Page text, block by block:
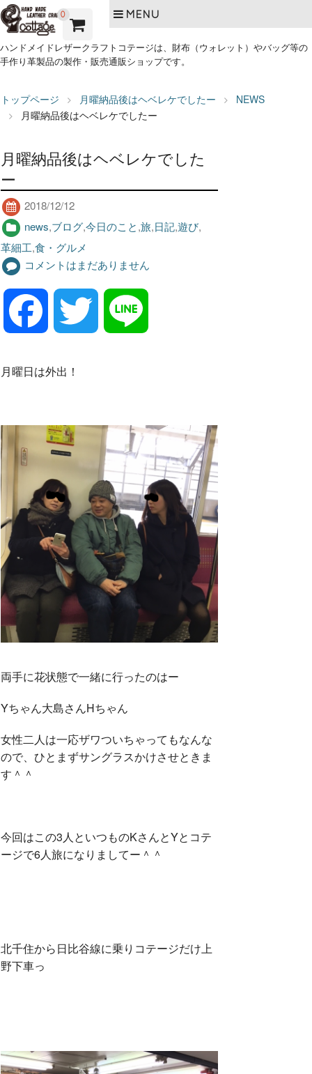
0 MENU
ハンドメイドレザークラフトコテージは、財布（ウォレット）やバッグ等の
手作り革製品の製作・販売通販ショップです。
トップページ 月曜納品後はヘベレケでしたー
NEWS
月曜納品後はヘベレケでしたー
月曜納品後はヘベレケでした
ー
2018/12/12
news,ブログ,今日のこと,旅,日記,遊び,
革細工,食・グルメ
コメントはまだありません
e
b
o
o
t
t
e
r
月曜日は外出！
両手に花状態で一緒に行ったのはー
Yちゃん大島さんHちゃん
女性二人は一応ザワついちゃってもなんな
ので、ひとまずサングラスかけさせときま
す＾＾
今回はこの3人といつものKさんとYとコテ
ージで6人旅になりましてー＾＾
北千住から日比谷線に乗りコテージだけ上
野下車っ